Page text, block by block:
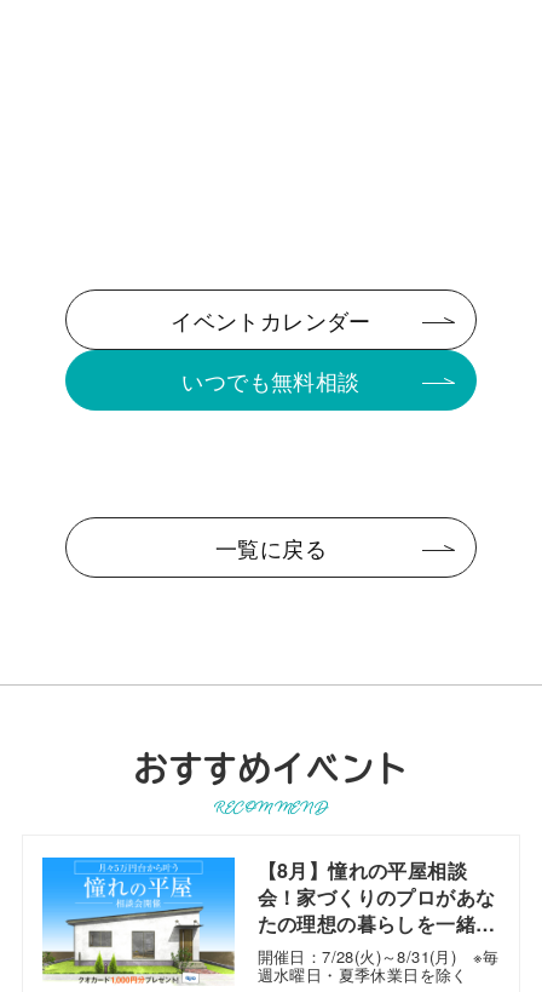
イベントカレンダー
いつでも無料相談
一覧に戻る
おすすめイベント
RECOMMEND
【8月】憧れの平屋相談
会！家づくりのプロがあな
たの理想の暮らしを一緒に
考えます！
開催日：7/28(火)～8/31(月) ※毎
週水曜日・夏季休業日を除く